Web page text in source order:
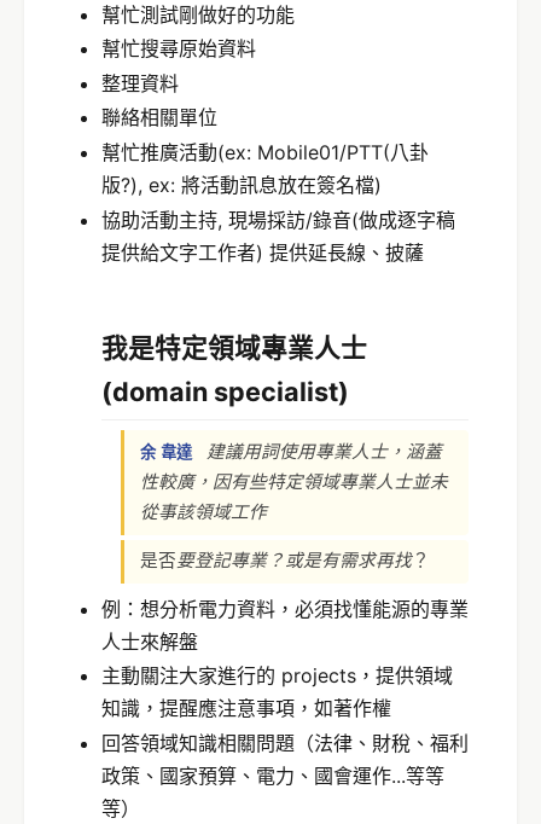
幫忙測試剛做好的功能
幫忙搜尋原始資料
整理資料
聯絡相關單位
幫忙推廣活動(ex: Mobile01/PTT(八卦
版?), ex: 將活動訊息放在簽名檔)
協助活動主持, 現場採訪/錄音(做成逐字稿
提供給文字工作者) 提供延長線、披薩
我是特定領域專業人士
(domain specialist)
余 韋達
建議用詞使用專業人士，涵蓋
性較廣，因有些特定領域專業人士並未
從事該領域工作
是否要登記專業？或是有需求再找？
例：想分析電力資料，必須找懂能源的專業
人士來解盤
主動關注大家進行的 projects，提供領域
知識，提醒應注意事項，如著作權
回答領域知識相關問題（法律、財稅、福利
政策、國家預算、電力、國會運作...等等
等）